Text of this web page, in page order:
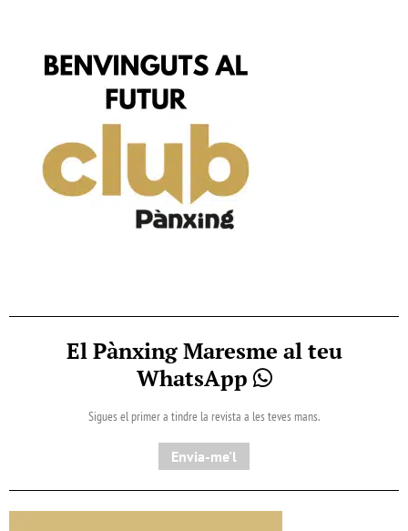
El Pànxing Maresme al teu
WhatsApp
Sigues el primer a tindre la revista a les teves mans.
Envia-me'l